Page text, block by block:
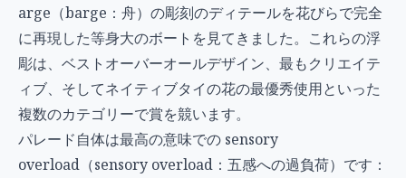
arge（barge：舟）の彫刻のディテールを花びらで完全
に再現した等身大のボートを見てきました。これらの浮
彫は、ベストオーバーオールデザイン、最もクリエイテ
ィブ、そしてネイティブタイの花の最優秀使用といった
複数のカテゴリーで賞を競います。
パレード自体は最高の意味での sensory
overload（sensory overload：五感への過負荷）です：